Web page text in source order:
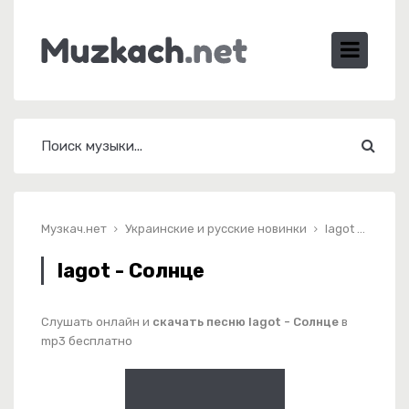
Музкач.нет Украинские и русские новинки lagot - Солнце
lagot - Солнце
Слушать онлайн и скачать песню lagot - Солнце в
mp3 бесплатно